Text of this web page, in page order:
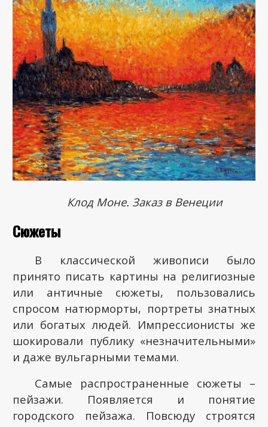
Клод Моне. Заказ в Венеции
Сюжеты
В классической живописи было
принято писать картины на религиозные
или античные сюжеты, пользовались
спросом натюрморты, портреты знатных
или богатых людей. Импрессионисты же
шокировали публику «незначительными»
и даже вульгарными темами.
Самые распространенные сюжеты –
пейзажи. Появляется и понятие
городского пейзажа. Повсюду строятся